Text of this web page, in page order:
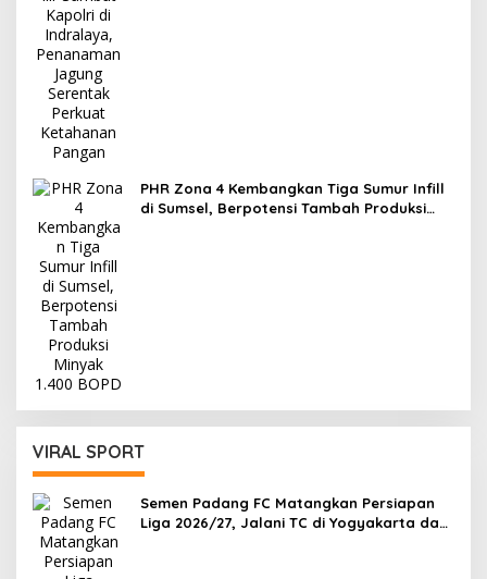
PHR Zona 4 Kembangkan Tiga Sumur Infill
di Sumsel, Berpotensi Tambah Produksi
VIRAL SPORT
Semen Padang FC Matangkan Persiapan
Liga 2026/27, Jalani TC di Yogyakarta dan